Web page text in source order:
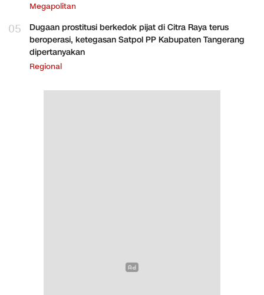
Megapolitan
05
Dugaan prostitusi berkedok pijat di Citra Raya terus
beroperasi, ketegasan Satpol PP Kabupaten Tangerang
dipertanyakan
Regional